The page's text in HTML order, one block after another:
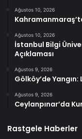
Ağustos 10, 2026
Ağustos 10, 2026
İstanbul Bilgi
Açıklaması
Ağustos 9, 2026
Gölköy’de
Ağustos 9, 2026
Ceylanpınar’da
Rastgele Haberler